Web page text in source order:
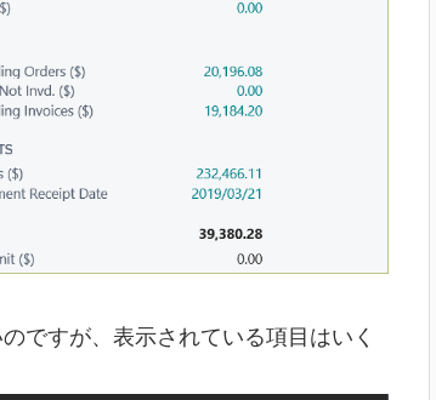
ですが、表示されている項目はいく